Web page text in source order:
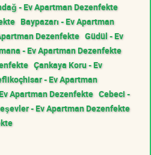
- Ev Apartman Dezenfekte
Baypazarı - Ev Apartman
Dezenfekte Güdül - Ev
- Ev Apartman Dezenfekte
Çankaya Koru - Ev
- Ev Apartman
Apartman Dezenfekte Cebeci -
- Ev Apartman Dezenfekte